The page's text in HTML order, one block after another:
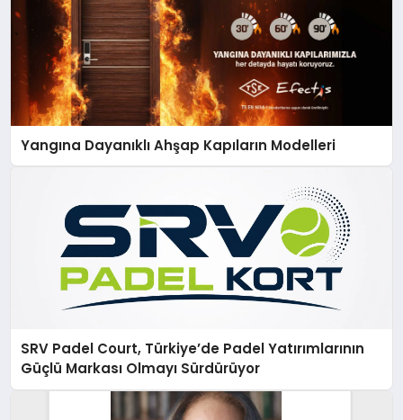
Yangına Dayanıklı Ahşap Kapıların Modelleri
SRV Padel Court, Türkiye’de Padel Yatırımlarının
Güçlü Markası Olmayı Sürdürüyor